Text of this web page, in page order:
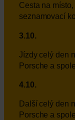
Cesta na
seznamovací
3.10.
Jízdy celý den
Porsche a
4.10.
Další celý den
Porsche a